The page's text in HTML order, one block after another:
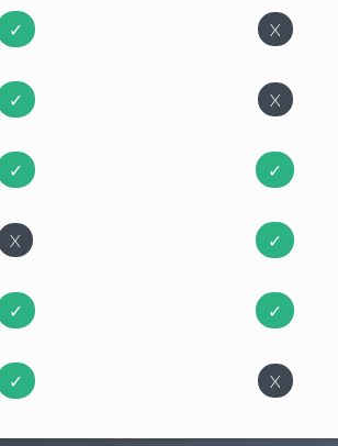
✓ X
✓ X
✓ ✓
X ✓
✓ ✓
✓ X